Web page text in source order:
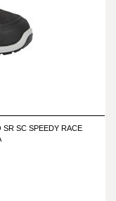
SR SC SPEEDY RACE